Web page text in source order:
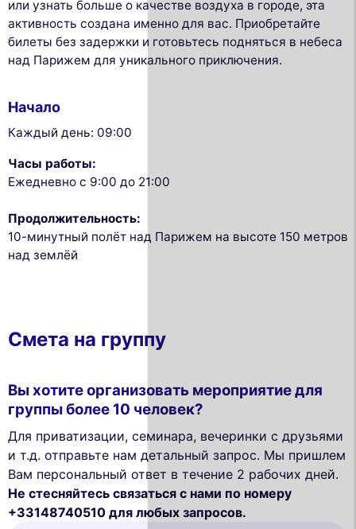
или узнать больше о качестве воздуха в городе, эта
активность создана именно для вас. Приобретайте
билеты без задержки и готовьтесь подняться в небеса
над Парижем для уникального приключения.
Начало
Каждый день: 09:00
Часы работы:
Ежедневно с 9:00 до 21:00
Продолжительность:
10-минутный полёт над Парижем на высоте 150 метров
над землёй
Смета на группу
Вы хотите организовать мероприятие для
группы более 10 человек?
Для приватизации, семинара, вечеринки с друзьями
и т.д. отправьте нам детальный запрос. Мы пришлем
Вам персональный ответ в течение 2 рабочих дней.
Не стесняйтесь связаться с нами по номеру
+33148740510 для любых запросов.